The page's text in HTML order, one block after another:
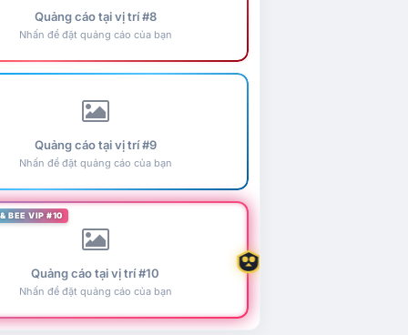
Quảng cáo tại vị trí #8
Nhấn để đặt quảng cáo của bạn
Quảng cáo tại vị trí #9
Nhấn để đặt quảng cáo của bạn
BEE VIP #10
Quảng cáo tại vị trí #10
Nhấn để đặt quảng cáo của bạn